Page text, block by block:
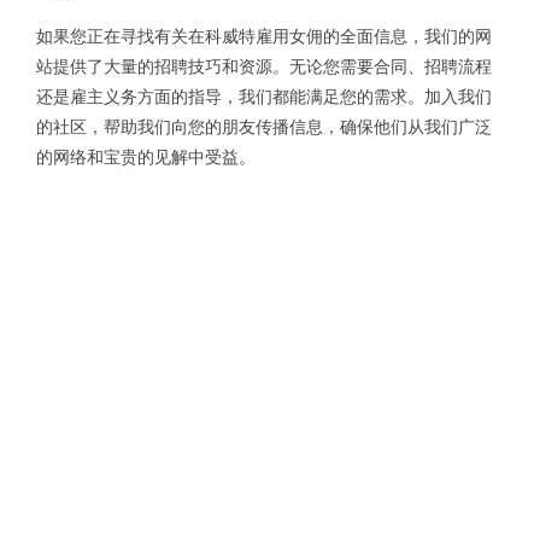
如果您正在寻找有关在科威特雇用女佣的全面信息，我们的网
站提供了大量的招聘技巧和资源。无论您需要合同、招聘流程
还是雇主义务方面的指导，我们都能满足您的需求。加入我们
的社区，帮助我们向您的朋友传播信息，确保他们从我们广泛
的网络和宝贵的见解中受益。